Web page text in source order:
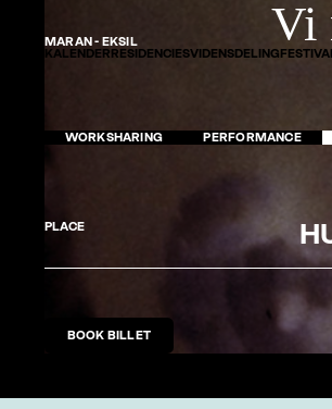
KALENDERRESIDENCIESVIDENSDELING
MARAN - EKSIL Vi
WORKSHARING PERFORMANCE
PLACE
BOOK BILLET